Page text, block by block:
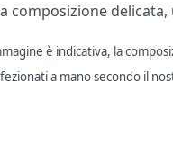
composizione
è indicativa, la
a mano secondo il